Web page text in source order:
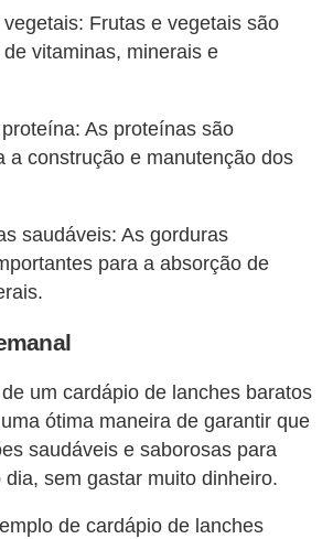
Frutas e vegetais são
vitaminas, minerais e
As proteínas são
a construção e manutenção dos
saudáveis: As gorduras
para a absorção de
um cardápio de lanches baratos
ótima maneira de garantir que
saudáveis e saborosas para
sem gastar muito dinheiro.
de cardápio de lanches